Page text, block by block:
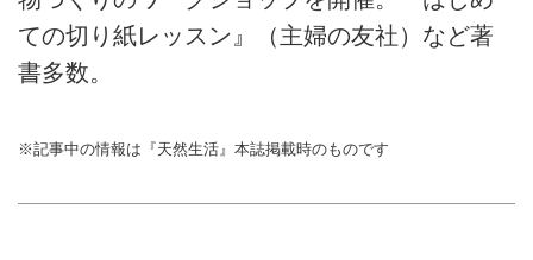
ての切り紙レッスン』（主婦の友社）など著
書多数。
※記事中の情報は『天然生活』本誌掲載時のものです